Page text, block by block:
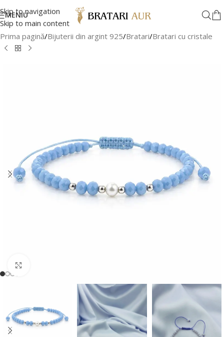
Skip to navigation
Skip to main content
MENIU
Prima pagină/Bijuterii din argint 925/Bratari/Bratari cu cristale